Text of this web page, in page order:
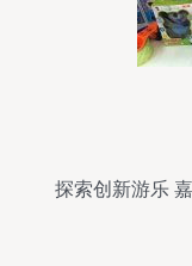
探索创新游乐